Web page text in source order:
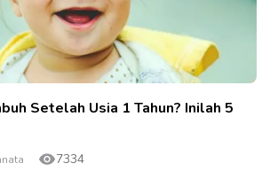
Setelah Usia 1 Tahun? Inilah 5
7334